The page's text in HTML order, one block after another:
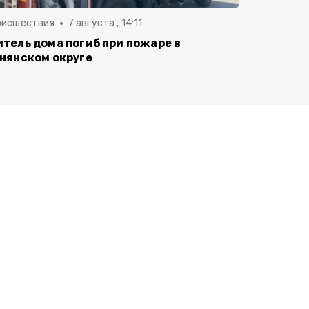
7 августа , 14:11
дома погиб при пожаре в
округе